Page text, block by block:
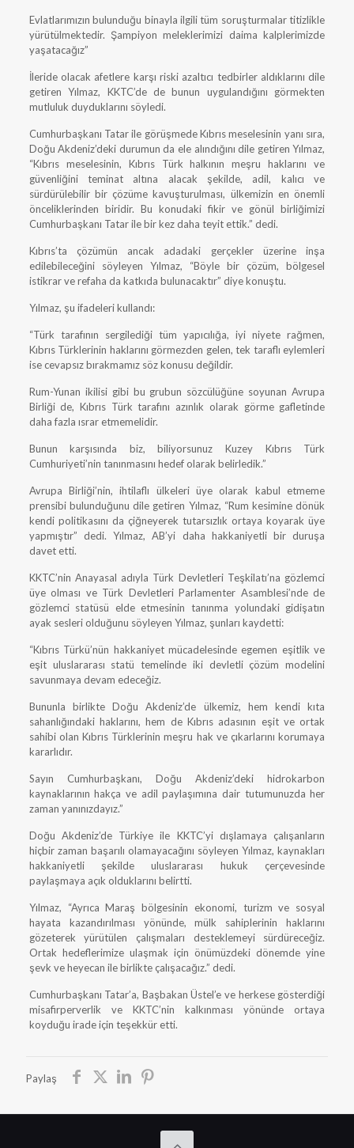
Evlatlarımızın bulunduğu binayla ilgili tüm soruşturmalar titizlikle
yürütülmektedir. Şampiyon meleklerimizi daima kalplerimizde
yaşatacağız”
İleride olacak afetlere karşı riski azaltıcı tedbirler aldıklarını dile
getiren Yılmaz, KKTC’de de bunun uygulandığını görmekten
mutluluk duyduklarını söyledi.
Cumhurbaşkanı Tatar ile görüşmede Kıbrıs meselesinin yanı sıra,
Doğu Akdeniz’deki durumun da ele alındığını dile getiren Yılmaz,
“Kıbrıs meselesinin, Kıbrıs Türk halkının meşru haklarını ve
güvenliğini teminat altına alacak şekilde, adil, kalıcı ve
sürdürülebilir bir çözüme kavuşturulması, ülkemizin en önemli
önceliklerinden biridir. Bu konudaki fikir ve gönül birliğimizi
Cumhurbaşkanı Tatar ile bir kez daha teyit ettik.” dedi.
Kıbrıs’ta çözümün ancak adadaki gerçekler üzerine inşa
edilebileceğini söyleyen Yılmaz, “Böyle bir çözüm, bölgesel
istikrar ve refaha da katkıda bulunacaktır” diye konuştu.
Yılmaz, şu ifadeleri kullandı:
“Türk tarafının sergilediği tüm yapıcılığa, iyi niyete rağmen,
Kıbrıs Türklerinin haklarını görmezden gelen, tek taraflı eylemleri
ise cevapsız bırakmamız söz konusu değildir.
Rum-Yunan ikilisi gibi bu grubun sözcülüğüne soyunan Avrupa
Birliği de, Kıbrıs Türk tarafını azınlık olarak görme gafletinde
daha fazla ısrar etmemelidir.
Bunun karşısında biz, biliyorsunuz Kuzey Kıbrıs Türk
Cumhuriyeti’nin tanınmasını hedef olarak belirledik.”
Avrupa Birliği’nin, ihtilaflı ülkeleri üye olarak kabul etmeme
prensibi bulunduğunu dile getiren Yılmaz, “Rum kesimine dönük
kendi politikasını da çiğneyerek tutarsızlık ortaya koyarak üye
yapmıştır” dedi. Yılmaz, AB’yi daha hakkaniyetli bir duruşa
davet etti.
KKTC’nin Anayasal adıyla Türk Devletleri Teşkilatı’na gözlemci
üye olması ve Türk Devletleri Parlamenter Asamblesi’nde de
gözlemci statüsü elde etmesinin tanınma yolundaki gidişatın
ayak sesleri olduğunu söyleyen Yılmaz, şunları kaydetti:
“Kıbrıs Türkü’nün hakkaniyet mücadelesinde egemen eşitlik ve
eşit uluslararası statü temelinde iki devletli çözüm modelini
savunmaya devam edeceğiz.
Bununla birlikte Doğu Akdeniz’de ülkemiz, hem kendi kıta
sahanlığındaki haklarını, hem de Kıbrıs adasının eşit ve ortak
sahibi olan Kıbrıs Türklerinin meşru hak ve çıkarlarını korumaya
kararlıdır.
Sayın Cumhurbaşkanı, Doğu Akdeniz’deki hidrokarbon
kaynaklarının hakça ve adil paylaşımına dair tutumunuzda her
zaman yanınızdayız.”
Doğu Akdeniz’de Türkiye ile KKTC’yi dışlamaya çalışanların
hiçbir zaman başarılı olamayacağını söyleyen Yılmaz, kaynakları
hakkaniyetli şekilde uluslararası hukuk çerçevesinde
paylaşmaya açık olduklarını belirtti.
Yılmaz, “Ayrıca Maraş bölgesinin ekonomi, turizm ve sosyal
hayata kazandırılması yönünde, mülk sahiplerinin haklarını
gözeterek yürütülen çalışmaları desteklemeyi sürdüreceğiz.
Ortak hedeflerimize ulaşmak için önümüzdeki dönemde yine
şevk ve heyecan ile birlikte çalışacağız.” dedi.
Cumhurbaşkanı Tatar’a, Başbakan Üstel’e ve herkese gösterdiği
misafirperverlik ve KKTC’nin kalkınması yönünde ortaya
koyduğu irade için teşekkür etti.
Paylaş